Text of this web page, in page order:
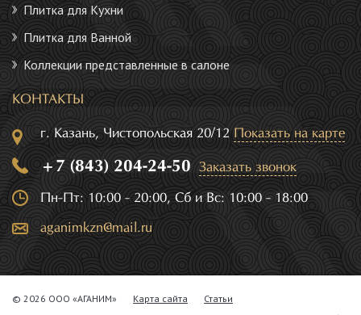
Плитка для Кухни
Плитка для Ванной
Коллекции представленные в салоне
КОНТАКТЫ
г. Казань, Чистопольская 20/12 Показать на карте
+7 (843) 204-24-50 Заказать звонок
Пн-Пт: 10:00 - 20:00, Сб и Вс: 10:00 - 18:00
aganimkzn@mail.ru
© 2026 ООО «АГАНИМ» Карта сайта Статьи